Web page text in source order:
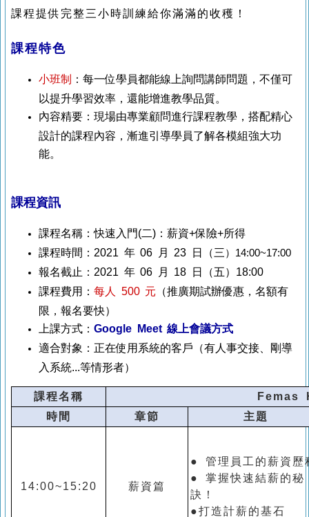
課程提供完整三小時訓練給你滿滿的收穫！
課程特色
小班制 ： 每一位學員都能線上詢問講師問題 ，不僅可
以提升學習效率，還能增進教學品質。
內容精要：現場由專業顧問進行課程教學，搭配精心
設計的課程內容，漸進引導學員了解各模組強大功
能。
課程資訊
課程名稱：快速入門(二)：薪資+保險+所得
課程時間：2021 年 06 月 23 日（三）14:00~17:00
報名截止：2021 年 06 月 18 日（五）18:00
課程費用： 每人 500 元 （推廣期試辦優惠，名額有
限，報名要快）
上課方式： Google Meet 線上會議方式
適合對象：正在使用系統的客戶（有人事交接、剛導
入系統...等情形者）
課程名稱
Femas
時間
章節 主題
14:00~15:20 薪資篇
● 管理員工的薪資歷
● 掌握快速結薪的秘
訣！
●打造計薪的基石